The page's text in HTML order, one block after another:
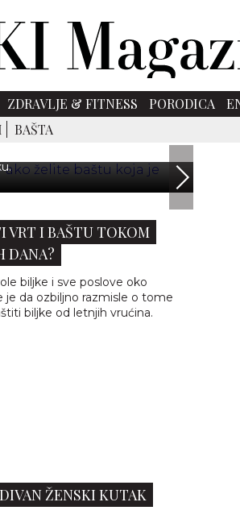
ZDRAVLJE & FITNESS PORODICA
BAŠTA
- AKO ŽELITE BAŠTU
svako jelo ili koktel i
VRT I BAŠTU TOKOM
DANA?
biljke i sve poslove oko
je da ozbiljno razmisle o tome
biljke od letnjih vrućina.
ŽENSKI KUTAK